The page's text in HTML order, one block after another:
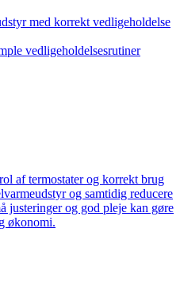
med korrekt vedligeholdelse
vedligeholdelsesrutiner
af termostater og korrekt brug
og samtidig reducere
justeringer og god pleje kan gøre
økonomi.